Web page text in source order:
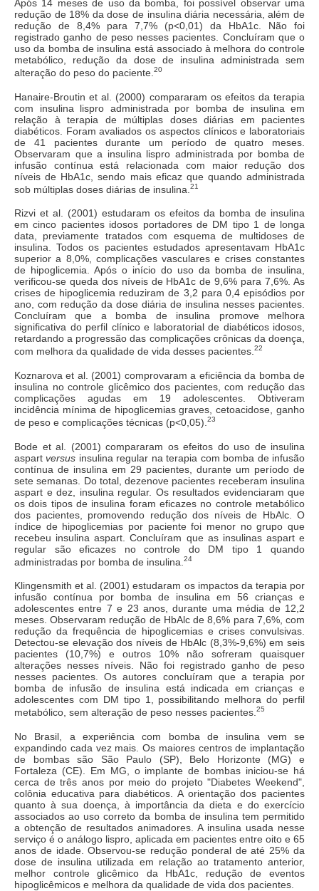
Após 14 meses de uso da bomba, foi possível observar uma
redução de 18% da dose de insulina diária necessária, além de
redução de 8,4% para 7,7% (p<0,01) da HbA1c. Não foi
registrado ganho de peso nesses pacientes. Concluíram que o
uso da bomba de insulina está associado à melhora do controle
metabólico, redução da dose de insulina administrada sem
alteração do peso do paciente. 20
Hanaire-Broutin et al. (2000) compararam os efeitos da terapia
com insulina lispro administrada por bomba de insulina em
relação à terapia de múltiplas doses diárias em pacientes
diabéticos. Foram avaliados os aspectos clínicos e laboratoriais
de 41 pacientes durante um período de quatro meses.
Observaram que a insulina lispro administrada por bomba de
infusão contínua está relacionada com maior redução dos
níveis de HbA1c, sendo mais eficaz que quando administrada
sob múltiplas doses diárias de insulina. 21
Rizvi et al. (2001) estudaram os efeitos da bomba de insulina
em cinco pacientes idosos portadores de DM tipo 1 de longa
data, previamente tratados com esquema de multidoses de
insulina. Todos os pacientes estudados apresentavam HbA1c
superior a 8,0%, complicações vasculares e crises constantes
de hipoglicemia. Após o início do uso da bomba de insulina,
verificou-se queda dos níveis de HbA1c de 9,6% para 7,6%. As
crises de hipoglicemia reduziram de 3,2 para 0,4 episódios por
ano, com redução da dose diária de insulina nesses pacientes.
Concluíram que a bomba de insulina promove melhora
significativa do perfil clínico e laboratorial de diabéticos idosos,
retardando a progressão das complicações crônicas da doença,
com melhora da qualidade de vida desses pacientes. 22
Koznarova et al. (2001) comprovaram a eficiência da bomba de
insulina no controle glicêmico dos pacientes, com redução das
complicações agudas em 19 adolescentes. Obtiveram
incidência mínima de hipoglicemias graves, cetoacidose, ganho
de peso e complicações técnicas (p<0,05). 23
Bode et al. (2001) compararam os efeitos do uso de insulina
aspartversus insulina regular na terapia com bomba de infusão
contínua de insulina em 29 pacientes, durante um período de
sete semanas. Do total, dezenove pacientes receberam insulina
aspart e dez, insulina regular. Os resultados evidenciaram que
os dois tipos de insulina foram eficazes no controle metabólico
dos pacientes, promovendo redução dos níveis de HbAlc. O
índice de hipoglicemias por paciente foi menor no grupo que
recebeu insulina aspart. Concluíram que as insulinas aspart e
regular são eficazes no controle do DM tipo 1 quando
administradas por bomba de insulina. 24
Klingensmith et al. (2001) estudaram os impactos da terapia por
infusão contínua por bomba de insulina em 56 crianças e
adolescentes entre 7 e 23 anos, durante uma média de 12,2
meses. Observaram redução de HbAlc de 8,6% para 7,6%, com
redução da frequência de hipoglicemias e crises convulsivas.
Detectou-se elevação dos níveis de HbAlc (8,3%-9,6%) em seis
pacientes (10,7%) e outros 10% não sofreram quaisquer
alterações nesses níveis. Não foi registrado ganho de peso
nesses pacientes. Os autores concluíram que a terapia por
bomba de infusão de insulina está indicada em crianças e
adolescentes com DM tipo 1, possibilitando melhora do perfil
metabólico, sem alteração de peso nesses pacientes. 25
No Brasil, a experiência com bomba de insulina vem se
expandindo cada vez mais. Os maiores centros de implantação
de bombas são São Paulo (SP), Belo Horizonte (MG) e
Fortaleza (CE). Em MG, o implante de bombas iniciou-se há
cerca de três anos por meio do projeto "Diabetes Weekend",
colônia educativa para diabéticos. A orientação dos pacientes
quanto à sua doença, à importância da dieta e do exercício
associados ao uso correto da bomba de insulina tem permitido
a obtenção de resultados animadores. A insulina usada nesse
serviço é o análogo lispro, aplicada em pacientes entre oito e 65
anos de idade. Observou-se redução ponderal de até 25% da
dose de insulina utilizada em relação ao tratamento anterior,
melhor controle glicêmico da HbA1c, redução de eventos
hipoglicêmicos e melhora da qualidade de vida dos pacientes.